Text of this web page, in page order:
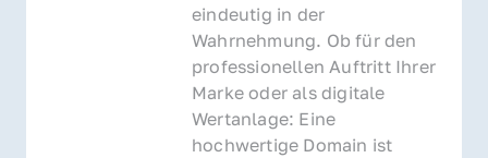
eindeutig in der
Wahrnehmung. Ob für den
professionellen Auftritt Ihrer
Marke oder als digitale
Wertanlage: Eine
hochwertige Domain ist